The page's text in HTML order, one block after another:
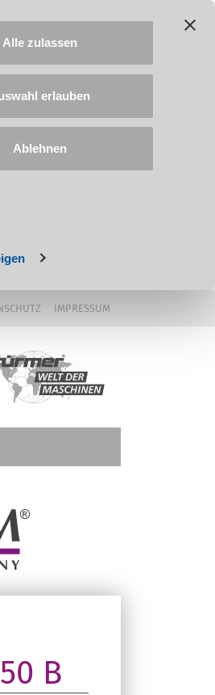
Alle zulassen
erlauben
Ablehnen
IMPRESSUM
B